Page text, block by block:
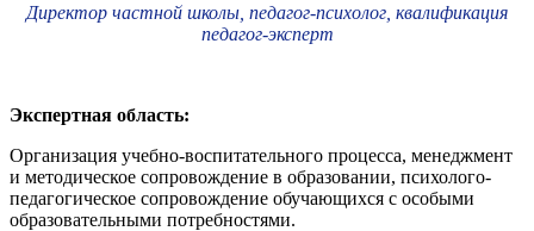
Директор частной школы, педагог-психолог, квалификация
педагог-эксперт
Экспертная область:
Организация учебно-воспитательного процесса, менеджмент
и методическое сопровождение в образовании, психолого-
педагогическое сопровождение обучающихся с особыми
образовательными потребностями.